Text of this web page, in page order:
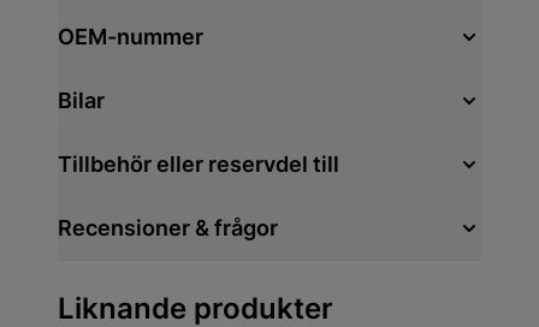
OEM-nummer
Bilar
Tillbehör eller reservdel till
Recensioner & frågor
Liknande produkter